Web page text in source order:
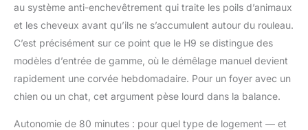
quelques secondes après
l'extinction. Cette
innovation technique
aspire les derniers débris
présents dans le tube,
empêchant efficacement
tout reflux de poussière
après chaque passage.
au système anti-enchevêtrement qui traite les poils d’animaux
et les cheveux avant qu’ils ne s’accumulent autour du rouleau.
C’est précisément sur ce point que le H9 se distingue des
modèles d’entrée de gamme, où le démêlage manuel devient
rapidement une corvée hebdomadaire. Pour un foyer avec un
chien ou un chat, cet argument pèse lourd dans la balance.
Autonomie de 80 minutes : pour quel type de logement — et